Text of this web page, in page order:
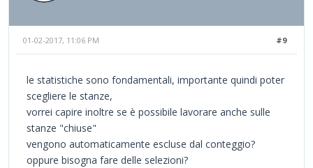
#9
01-02-2017, 11:06 PM
le statistiche sono fondamentali, importante quindi poter
scegliere le stanze,
vorrei capire inoltre se è possibile lavorare anche sulle
stanze "chiuse"
vengono automaticamente escluse dal conteggio?
oppure bisogna fare delle selezioni?